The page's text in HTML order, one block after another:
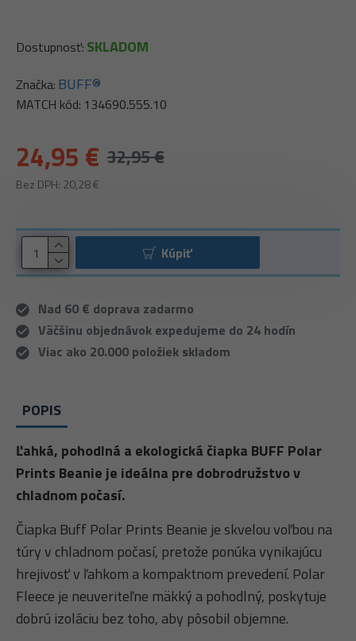
24,95 € 32,95 €
Bez DPH: 20,28 €
Dostupnosť: SKLADOM
Značka: BUFF®
MATCH kód: 134690.555.10
Kúpiť
Nad 60 € doprava zadarmo
Väčšinu objednávok expedujeme do 24 hodín
Viac ako 20.000 položiek skladom
POPIS
Ľahká, pohodlná a ekologická čiapka BUFF Polar
Prints Beanie je ideálna pre dobrodružstvo v
chladnom počasí.
Čiapka Buff Polar Prints Beanie je skvelou voľbou na
túry v chladnom počasí, pretože ponúka vynikajúcu
hrejivosť v ľahkom a kompaktnom prevedení. Polar
Fleece je neuveriteľne mäkký a pohodlný, poskytuje
dobrú izoláciu bez toho, aby pôsobil objemne.